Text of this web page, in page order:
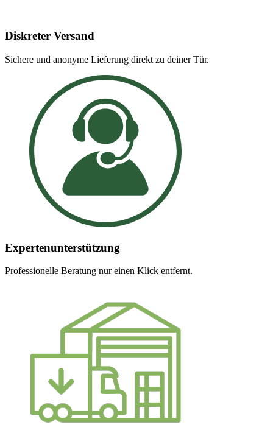
Diskreter Versand
Sichere und anonyme Lieferung direkt zu deiner Tür.
Expertenunterstützung
Professionelle Beratung nur einen Klick entfernt.